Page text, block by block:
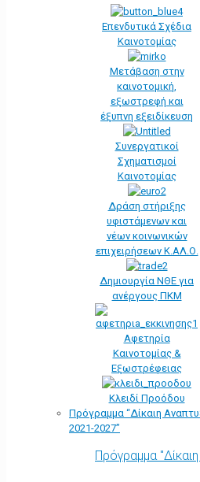
Επενδυτικά Σχέδια
Καινοτομίας
Μετάβαση στην
καινοτομική,
εξωστρεφή και
έξυπνη εξειδίκευση
Συνεργατικοί
Σχηματισμοί
Καινοτομίας
Δράση στήριξης
υφιστάμενων και
νέων κοινωνικών
επιχειρήσεων Κ.ΑΛ.Ο.
Δημιουργία ΝΘΕ για
ανέργους ΠΚΜ
Αφετηρία
Kαινοτομίας &
Εξωστρέφειας
Κλειδί Προόδου
Πρόγραμμα “Δίκαιη
2021-2027”
Πρόγραμμα